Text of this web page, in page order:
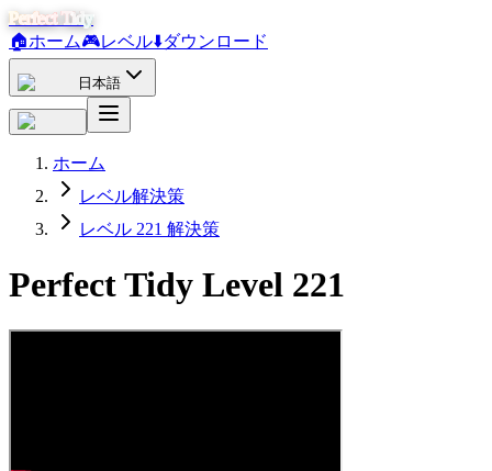
Perfect Tidy
🏠ホーム🎮レベル⬇️ダウンロード
日本語
ホーム
レベル解決策
レベル 221 解決策
Perfect Tidy Level 221